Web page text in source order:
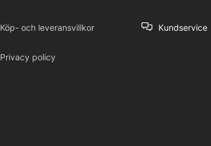
Köp- och leveransvillkor
Privacy policy
Kundservice